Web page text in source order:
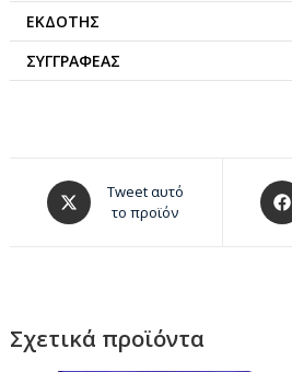
ΕΚΔΌΤΗΣ
ΣΥΓΓΡΑΦΈΑΣ
Tweet αυτό
το προϊόν
Σχετικά προϊόντα